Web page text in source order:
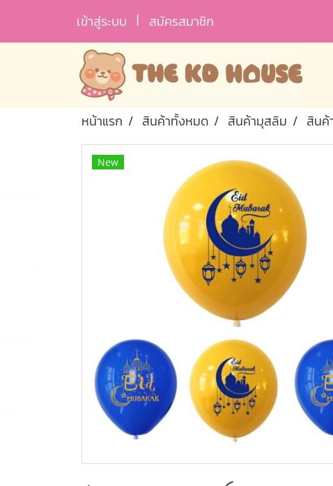
เข้าสู่ระบบ สมัครสมาชิก
หน้าแรก สินค้าทั้งหมด สินค้ามุสลิม สินค้
New